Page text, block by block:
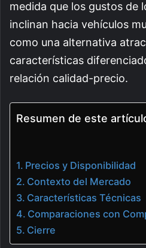
medida que los gustos de
inclinan hacia vehículos
como una alternativa
características
relación calidad-precio.
Resumen de este
Precios y Disponibilidad
Contexto del Mercado
Características Técnicas
Comparaciones con
Cierre